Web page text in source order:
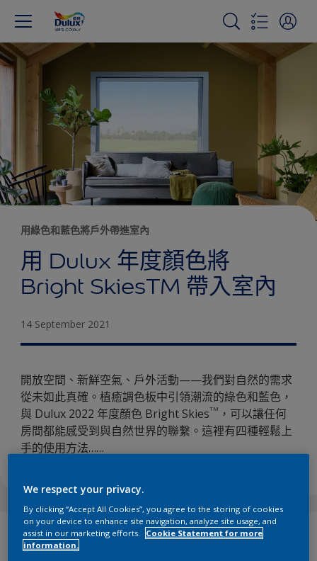
用綠色和藍色將戶外帶進室內
用 Dulux 年度顏色將
Bright SkiesTM 帶入室內
14 September 2021
開放空間、新鮮空氣、戶外活動——我們對自然的需求
從未如此真確。植癒調色板中引領潮流的綠色和藍色，
與 Dulux 2022 年度顏色 Bright SkiesTM
，可以讓任何
房間都能感受到與自然世界的聯繫。這裡有四種輕鬆上
手的使用方法……
感受到大自然的聯繫對心靈有益。而且，無論您住在鄉村還是
城市，您都可以用綠色植物、日光和顏色將自然世界的清新活
We respect your privacy.
By clicking “Accept All Cookies”, you agree to the storing of cookies
on your device to enhance site navigation, analyze site usage, and
assist in our marketing efforts.
Cookie Statement for more
information.